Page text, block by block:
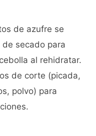
de azufre se
secado para
al rehidratar.
de corte (picada,
polvo) para